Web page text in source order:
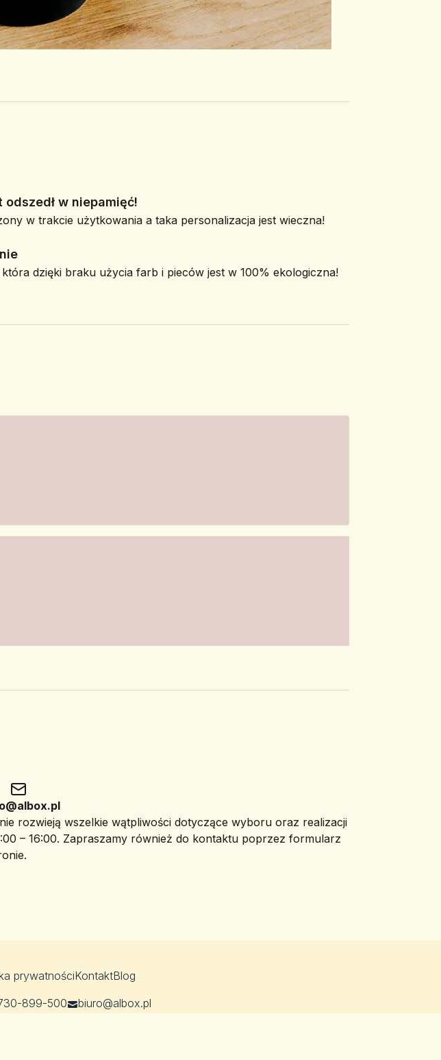
w niepamięć!
w trakcie użytkowania a taka personalizacja jest wieczna!
dzięki braku użycia farb i pieców jest w 100% ekologiczna!
rozwieją wszelkie wątpliwości dotyczące wyboru oraz realizacji
– 16:00. Zapraszamy również do kontaktu poprzez formularz
prywatnościKontaktBlog
899-500 biuro@albox.pl